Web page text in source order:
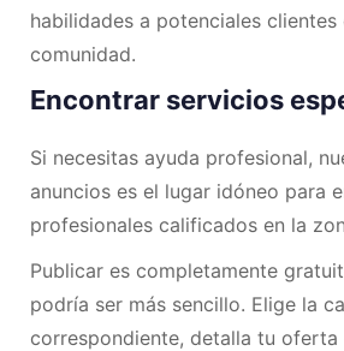
habilidades a potenciales clientes
comunidad.
Encontrar servicios
Si necesitas ayuda profesional,
anuncios es el lugar idóneo para
profesionales calificados en la
Publicar es completamente
podría ser más sencillo. Elige la
correspondiente, detalla tu oferta